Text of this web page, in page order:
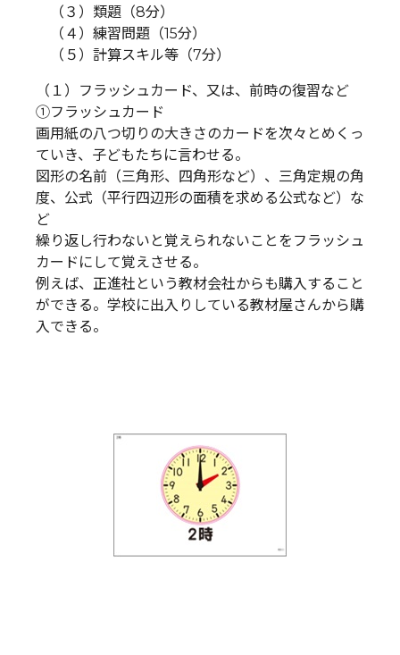
（３）類題（8分）
（４）練習問題（15分）
（５）計算スキル等（7分）
（１）フラッシュカード、又は、前時の復習など
①フラッシュカード
画用紙の八つ切りの大きさのカードを次々とめくっ
ていき、子どもたちに言わせる。
図形の名前（三角形、四角形など）、三角定規の角
度、公式（平行四辺形の面積を求める公式など）な
ど
繰り返し行わないと覚えられないことをフラッシュ
カードにして覚えさせる。
例えば、正進社という教材会社からも購入すること
ができる。学校に出入りしている教材屋さんから購
入できる。